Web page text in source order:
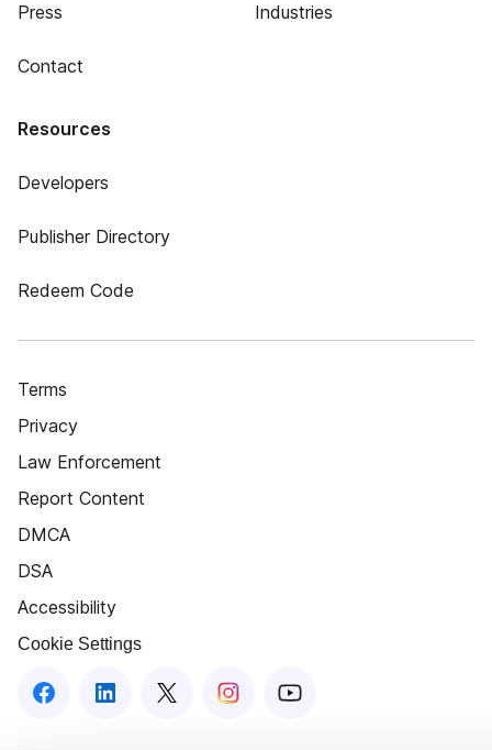
Press
Contact
Industries
Resources
Developers
Publisher Directory
Redeem Code
Terms
Privacy
Law Enforcement
Report Content
DMCA
DSA
Accessibility
Cookie Settings